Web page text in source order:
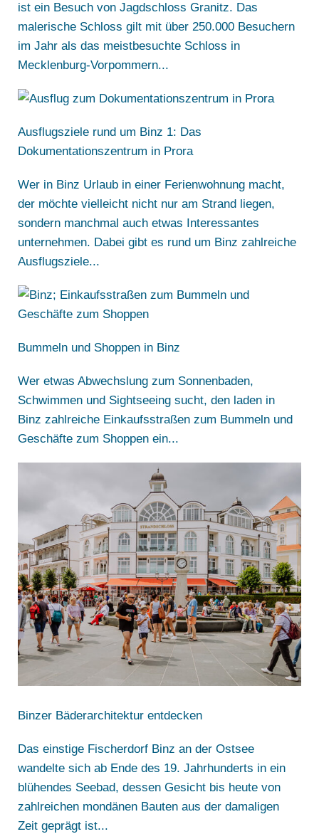
ist ein Besuch von Jagdschloss Granitz. Das
malerische Schloss gilt mit über 250.000 Besuchern
im Jahr als das meistbesuchte Schloss in
Mecklenburg-Vorpommern...
Ausflugsziele rund um Binz 1: Das
Dokumentationszentrum in Prora
Wer in Binz Urlaub in einer Ferienwohnung macht,
der möchte vielleicht nicht nur am Strand liegen,
sondern manchmal auch etwas Interessantes
unternehmen. Dabei gibt es rund um Binz zahlreiche
Ausflugsziele...
Bummeln und Shoppen in Binz
Wer etwas Abwechslung zum Sonnenbaden,
Schwimmen und Sightseeing sucht, den laden in
Binz zahlreiche Einkaufsstraßen zum Bummeln und
Geschäfte zum Shoppen ein...
Binzer Bäderarchitektur entdecken
Das einstige Fischerdorf Binz an der Ostsee
wandelte sich ab Ende des 19. Jahrhunderts in ein
blühendes Seebad, dessen Gesicht bis heute von
zahlreichen mondänen Bauten aus der damaligen
Zeit geprägt ist...